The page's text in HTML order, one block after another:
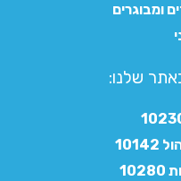
ומבוגרים
שלנו:​